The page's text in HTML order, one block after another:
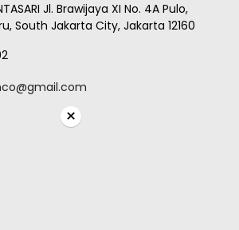
Jl. Brawijaya XI No. 4A Pulo,
South Jakarta City, Jakarta 12160
×